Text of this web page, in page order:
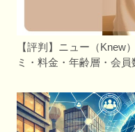
【評判】ニュー（Knew
ミ・料金・年齢層・会